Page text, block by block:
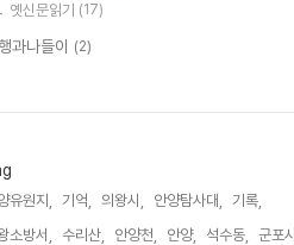
옛신문읽기 (17)
과나들이 (2)
유원지, 기억, 의왕시, 안양탐사대,
기록,
소방서,
수리산, 안양천, 안양, 석수동,
군포시,